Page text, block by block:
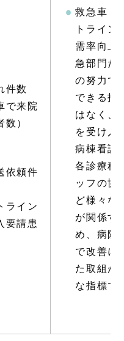
件数
で来院
数）
依頼件
ライン
要請患
救急車・
トライン
需率向上
急部門だ
の努力で
できる指
はなく、
を受け入
病棟看護
各診療科
ッフの協
ど様々な
が関係す
め、病院
で改善に
た取組が
な指標で